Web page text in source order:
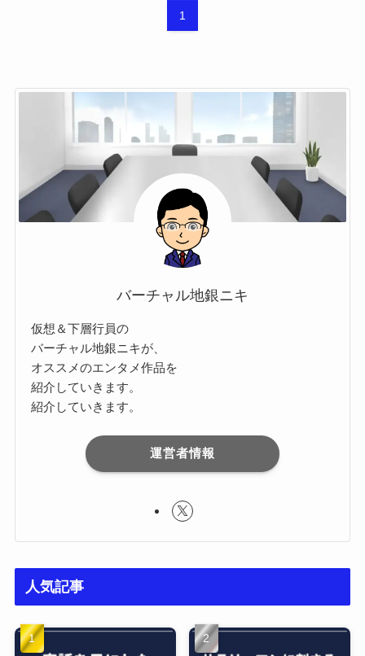
1
バーチャル地銀ニキ
仮想＆下層行員の
バーチャル地銀ニキが、
オススメのエンタメ作品を
紹介していきます。
紹介していきます。
運営者情報
人気記事